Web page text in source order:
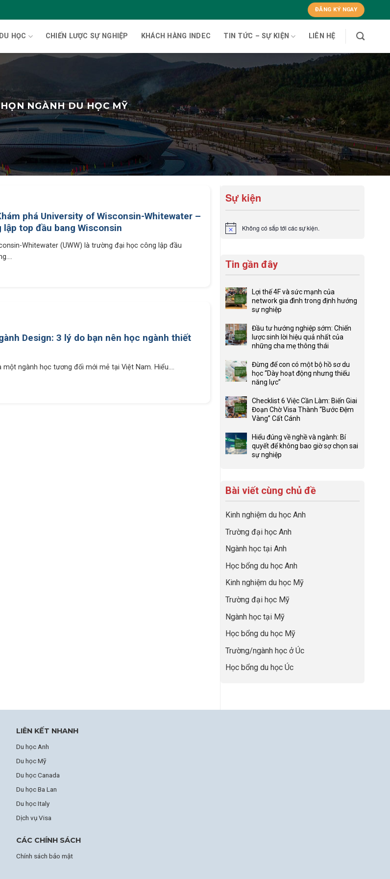
ĐĂNG KÝ NGAY
HỌC CHIẾN LƯỢC SỰ NGHIỆP KHÁCH HÀNG INDEC TIN TỨC – SỰ KIỆN LIÊN HỆ
NGÀNH DU HỌC MỸ
phá University of Wisconsin-Whitewater –
top đầu bang Wisconsin
Whitewater (UWW) là trường đại học công lập đầu
Design: 3 lý do bạn nên học ngành thiết
một ngành học tương đối mới mẻ tại Việt Nam. Hiểu....
Sự kiện
Notice Không có sắp tới các sự kiện.
Tin gần đây
Lợi thế 4F và sức mạnh của
network gia đình trong định hướng
sự nghiệp
có
bình
luận
Lợi
thế
4F
sức
mạnh
của
network
đình
trong
định
nghiệp
Đầu tư hướng nghiệp sớm: Chiến
lược sinh lời hiệu quả nhất của
những cha mẹ thông thái
có
bình
luận
Đầu
tư
hướng
nghiệp
sớm:
Chiến
lược
sinh
quả
nhất
của
những
cha
mẹ
thái
Đừng để con có một bộ hồ sơ du
học “Dày hoạt động nhưng thiếu
năng lực”
có
bình
luận
Đừng
để
con
có
hồ
sơ
học
hoạt
nhưng
năng
Checklist 6 Việc Cần Làm: Biến Giai
Đoạn Chờ Visa Thành “Bước Đệm
Vàng” Cất Cánh
có
bình
luận
Việc
Cần
Biến
Đoạn
Visa
“Bước
Vàng”
Cánh
Hiểu đúng về nghề và ngành: Bí
quyết để không bao giờ sợ chọn sai
sự nghiệp
luận
đúng
nghề
ngành:
quyết
không
bao
giờ
chọn
sai
sự
nghiệp
Bài viết cùng chủ đề
Kinh nghiệm du học Anh
Trường đại học Anh
Ngành học tại Anh
Học bổng du học Anh
Kinh nghiệm du học Mỹ
Trường đại học Mỹ
Ngành học tại Mỹ
Học bổng du học Mỹ
Trường/ngành học ở Úc
Học bổng du học Úc
LIÊN KẾT NHANH
Du học Anh
Du học Mỹ
Du học Canada
Du học Ba Lan
Du học Italy
Dịch vụ Visa
CÁC CHÍNH SÁCH
Chính sách bảo mật